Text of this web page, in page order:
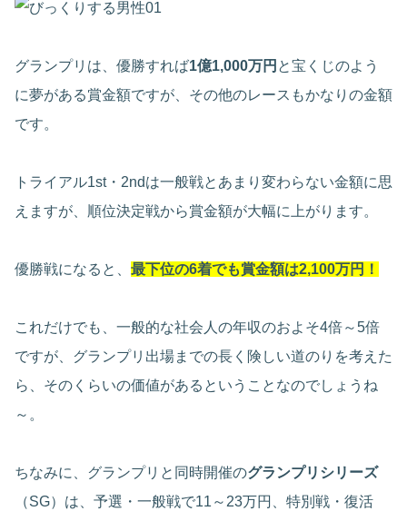
グランプリは、優勝すれば1億1,000万円 と宝くじのよう
に夢がある賞金額ですが、その他のレースもかなりの金額
です。
トライアル1st・2ndは一般戦とあまり変わらない金額に思
えますが、順位決定戦から賞金額が大幅に上がります。
優勝戦になると、 最下位の6着でも賞金額は2,100万円！
これだけでも、一般的な社会人の年収のおよそ4倍～5倍
ですが、グランプリ出場までの長く険しい道のりを考えた
ら、そのくらいの価値があるということなのでしょうね
～。
ちなみに、グランプリと同時開催のグランプリシリーズ
（SG）は、予選・一般戦で11～23万円、特別戦・復活